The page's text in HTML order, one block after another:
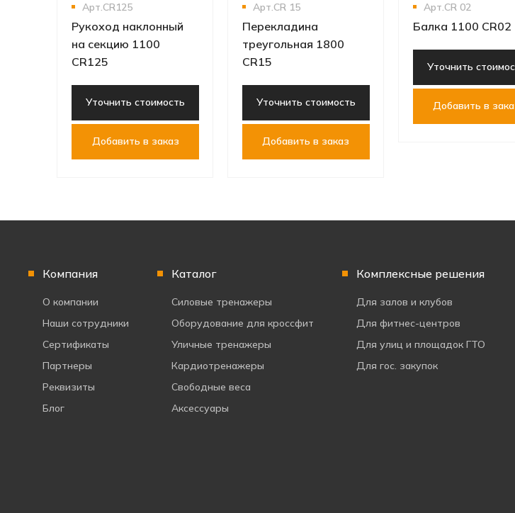
Арт.CR125
Рукоход наклонный
на секцию 1100
CR125
Уточнить стоимость
Добавить в заказ
Арт.CR 15
Перекладина
треугольная 1800
CR15
Уточнить стоимость
Добавить в заказ
Арт.СR 02
Балка 1100 CR02
Уточнить
Добавить в
Компания
О компании
Наши сотрудники
Сертификаты
Партнеры
Реквизиты
Блог
Каталог
Силовые тренажеры
Оборудование для кроссфит
Уличные тренажеры
Кардиотренажеры
Свободные веса
Аксессуары
Комплексные решения
Для залов и клубов
Для фитнес-центров
Для улиц и площадок ГТО
Для гос. закупок